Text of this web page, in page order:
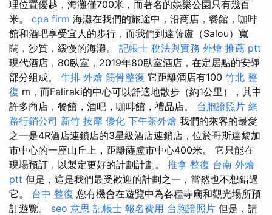
理位置優越，海灘僅700米，而著名的娛樂公園只有幾百
米。 cpa firm 海灘在我們的旅途中，沿商店，餐館，咖啡
館和酒吧享受宜人的步行，而我們到達薩盧（Salou）寬
闊，沙質，緩慢的海灘。 記帳士 稅法與實務 外燴 推薦 ptt
現代酒店，80臥室，2019年80臥室酒店，在定居點的安靜
部分組成。 牛排 外燴 筋骨整復 它距離酒店有100 竹北 整
復 m，而Faliraki的中心可以舒適地散步（約1公里），其中
許多商店，餐館，酒吧，咖啡館，禮品店。 台胞證照片 網
路行銷公司 新竹 按摩 優化 下午茶外燴 我們的乘客的最愛
之一是4R酒店連鎖店的3星級酒店連鎖店，位於哥斯達黎加
市中心的一座山丘上，距離薩盧市中心400米。 它只能在
現場預訂，以製定更好的計劃計劃。 推拿 整復 台南 外燴
ptt 但是，這是我們最受歡迎的計劃之一，當然也不想錯過
它。 台中 整復 您有機會在遊覽中為各種寺廟和觀光場所預
訂遊覽。 seo 意思 記帳士 報名費用 台胞證照片 但是，請